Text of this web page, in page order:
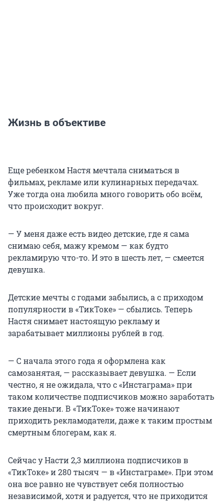
Жизнь в объективе
Еще ребенком Настя мечтала сниматься в
фильмах, рекламе или кулинарных передачах.
Уже тогда она любила много говорить обо всём,
что происходит вокруг.
— У меня даже есть видео детские, где я сама
снимаю себя, мажу кремом — как будто
рекламирую что-то. И это в шесть лет, — смеется
девушка.
Детские мечты с годами забылись, а с приходом
популярности в «ТикТоке» — сбылись. Теперь
Настя снимает настоящую рекламу и
зарабатывает миллионы рублей в год.
— С начала этого года я оформлена как
самозанятая, — рассказывает девушка. — Если
честно, я не ожидала, что с «Инстаграма» при
таком количестве подписчиков можно заработать
такие деньги. В «ТикТоке» тоже начинают
приходить рекламодатели, даже к таким простым
смертным блогерам, как я.
Сейчас у Насти 2,3 миллиона подписчиков в
«ТикТоке» и 280 тысяч — в «Инстаграме». При этом
она все равно не чувствует себя полностью
независимой, хотя и радуется, что не приходится